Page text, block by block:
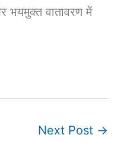
भयमुक्त वातावरण में
Next Post →